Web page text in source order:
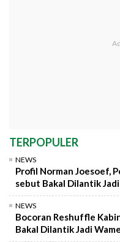
TERPOPULER
NEWS
Profil Norman Joesoef,
sebut Bakal Dilantik
NEWS
Bocoran Reshuffle
Bakal Dilantik Jadi